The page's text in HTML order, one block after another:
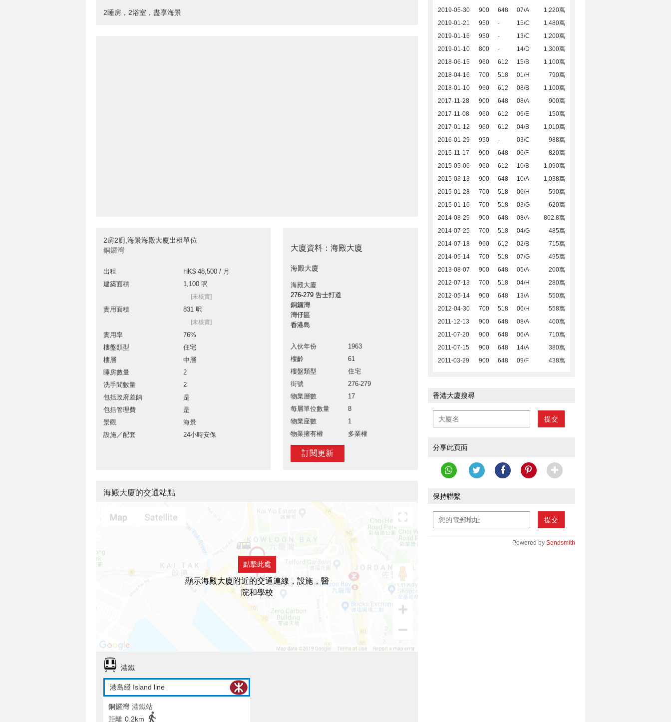
2睡房，2浴室，盡享海景
2房2廁,海景海殿大廈出租單位
銅鑼灣
出租
HK$ 48,500 / 月
建築面積
1,100 呎
[未核實]
實用面積 831 呎
[未核實]
實用率
76%
樓盤類型
住宅
樓層
中層
睡房數量
2
洗手間數量
2
包括政府差餉
是
包括管理費
是
景觀
海景
設施／配套
24小時安保
大廈資料：海殿大廈
海殿大廈
海殿大廈
276-279 告士打道
銅鑼灣
灣仔區
香港島
入伙年份
1963
樓齡
61
樓盤類型
住宅
街號
276-279
物業層數
17
每層單位數量
8
物業座數
1
物業擁有權
多業權
訂閱更新
2019-05-30
900 648 07/A
1,220萬
2019-01-21
950 - 15/C
1,480萬
2019-01-16
950 - 13/C
1,200萬
2019-01-10
800 - 14/D
1,300萬
2018-06-15
960 612 15/B
1,100萬
2018-04-16
700 518 01/H
790萬
2018-01-10
960 612 08/B
1,100萬
2017-11-28
900 648 08/A
900萬
2017-11-08
960 612 06/E
150萬
2017-01-12
960 612 04/B
1,010萬
2016-01-29
950 - 03/C
988萬
2015-11-17
900 648 06/F
820萬
2015-05-06
960 612 10/B
1,090萬
2015-03-13
900 648 10/A
1,038萬
2015-01-28
700 518 06/H
590萬
2015-01-16
700 518 03/G
620萬
2014-08-29
900 648 08/A
802.8萬
2014-07-25
700 518 04/G
485萬
2014-07-18
960 612 02/B
715萬
2014-05-14
700 518 07/G
495萬
2013-08-07
900 648 05/A
200萬
2012-07-13
700 518 04/H
280萬
2012-05-14
900 648 13/A
550萬
2012-04-30
700 518 06/H
558萬
2011-12-13
900 648 08/A
400萬
2011-07-20
900 648 06/A
710萬
2011-07-15
900 648 14/A
380萬
2011-03-29
900 648 09/F 438萬
香港大廈搜尋
提交
分享此頁面
保持聯繫
提交
Powered by Sendsmith
海殿大廈的交通站點
點擊此處
顯示海殿大廈附近的交通連線，設施，醫
院和學校
港鐵
港島綫 Island line
銅鑼灣 港鐵站
距離 0.2km